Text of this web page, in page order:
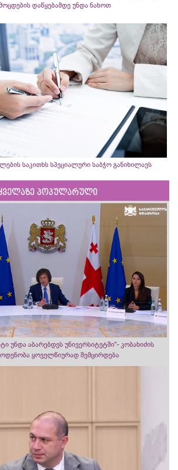
დაწყებამდე უნდა ნახოთ
საკითხს სპეციალური საბჭო განიხილავს
პოპულარული
უნდა აბარებდეს უნივერსიტეტში“- კობახიძის
ყოველწიურად შემცირდება